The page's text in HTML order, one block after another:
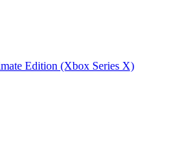
Edition (Xbox Series X)